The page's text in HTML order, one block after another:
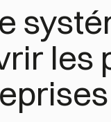
les